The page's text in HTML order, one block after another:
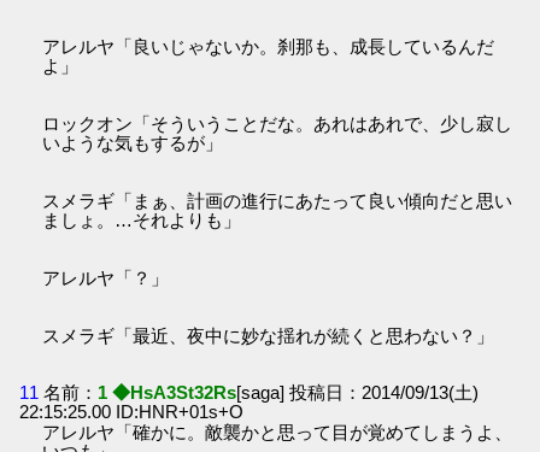
アレルヤ「良いじゃないか。刹那も、成長しているんだ
よ」
ロックオン「そういうことだな。あれはあれで、少し寂し
いような気もするが」
スメラギ「まぁ、計画の進行にあたって良い傾向だと思い
ましょ。…それよりも」
アレルヤ「？」
スメラギ「最近、夜中に妙な揺れが続くと思わない？」
11 名前： 1 ◆HsA3St32Rs[saga] 投稿日：2014/09/13(土)
22:15:25.00 ID:HNR+01s+O
アレルヤ「確かに。敵襲かと思って目が覚めてしまうよ、